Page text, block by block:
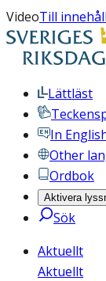
VideoTill
Lättläst
In
Other
Ordbok
Aktivera
Sök
Aktuellt
Aktuellt